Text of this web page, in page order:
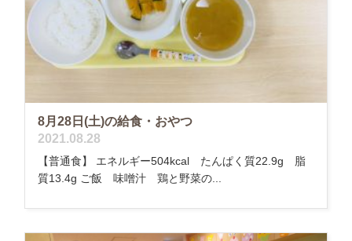
8月28日(土)の給食・おやつ
2021.08.28
【普通食】 エネルギー504kcal たんぱく質22.9g 脂
質13.4g ご飯 味噌汁 鶏と野菜の...